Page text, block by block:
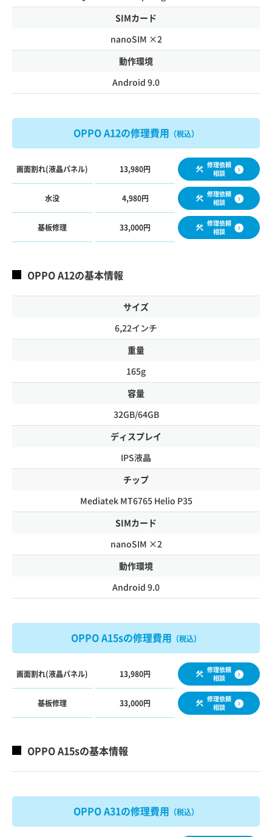
SIMカード
nanoSIM ×2
動作環境
Android 9.0
OPPO A12の修理費用 （税込）
画面割れ(液晶パネル) 13,980円
修理依頼
相談
水没 4,980円
修理依頼
相談
基板修理 33,000円
修理依頼
相談
OPPO A12の基本情報
サイズ
6,22インチ
重量
165g
容量
32GB/64GB
ディスプレイ
IPS液晶
チップ
Mediatek MT6765 Helio P35
SIMカード
nanoSIM ×2
動作環境
Android 9.0
OPPO A15sの修理費用 （税込）
画面割れ(液晶パネル) 13,980円
修理依頼
相談
基板修理 33,000円
修理依頼
相談
OPPO A15sの基本情報
OPPO A31の修理費用 （税込）